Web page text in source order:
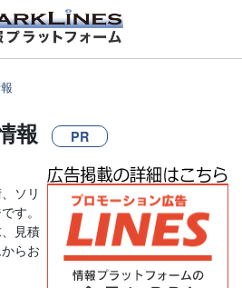
報 PR
ソリ
す。
見積
らお